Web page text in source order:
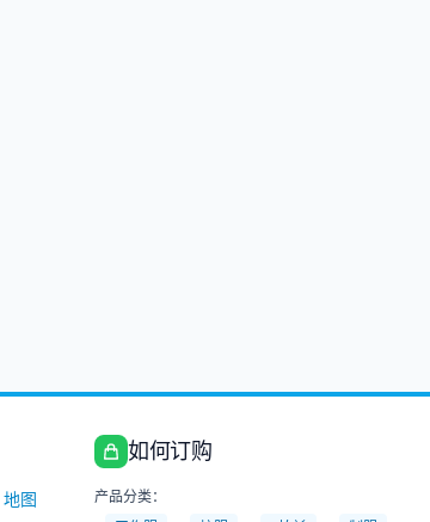
地图
如何订购
产品分类：